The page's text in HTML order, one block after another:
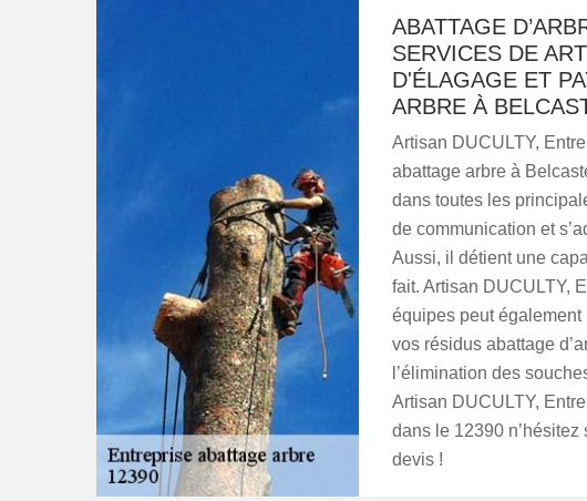
ABATTAGE
SERVICES DE
D'ÉLAGAGE ET
ARBRE À
Artisan DUCULTY,
abattage arbre à
dans toutes les
de communication et
Aussi, il détient une
fait. Artisan DUCULTY,
équipes peut également
vos résidus abattage
l’élimination des
Artisan DUCULTY,
dans le 12390
devis !